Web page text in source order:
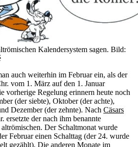
Kalendersystem sagen. Bild:
auch weiterhin im Februar ein, als der
vom 1. März auf den 1. Januar
vorherige Regelung erinnern heute noch
(der siebte), Oktober (der achte),
Dezember (der zehnte). Nach Cäsars
ersetzte der nach ihm benannte
Der Schaltmonat wurde
Februar einen Schalttag (der 24. wurde
gezählt). Die anderen Monate im